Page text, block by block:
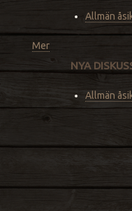
Mer
Allmän
NYA
Allmän